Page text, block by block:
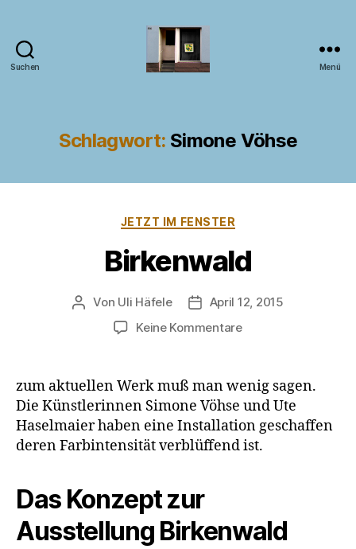
Suchen Menü
Schlagwort: Simone Vöhse
Kategorien
JETZT IM FENSTER
Birkenwald
Beitragsautor
Von Uli Häfele Veröffentlichungsdatum
April 12, 2015
Keine Kommentarezu
zum aktuellen Werk muß man wenig sagen.
Die Künstlerinnen Simone Vöhse und Ute
Haselmaier haben eine Installation geschaffen
deren Farbintensität verblüffend ist.
Das Konzept zur
Ausstellung Birkenwald